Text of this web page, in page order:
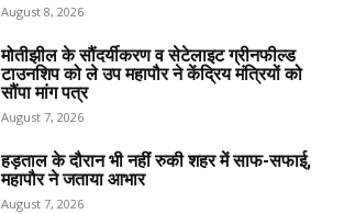
August 8, 2026
मोतीझील के सौंदर्यीकरण व सेटेलाइट ग्रीनफील्ड
टाउनशिप को ले उप महापौर ने केंद्रिय मंत्रियों को
सौंपा मांग पत्र
August 7, 2026
हड़ताल के दौरान भी नहीं रुकी शहर में साफ-सफाई,
महापौर ने जताया आभार
August 7, 2026